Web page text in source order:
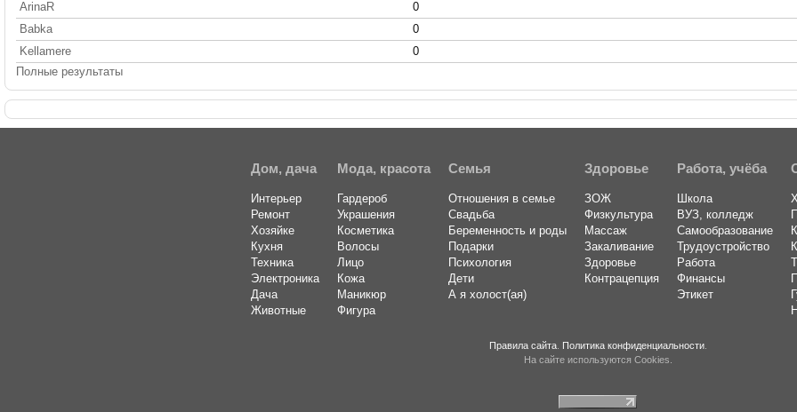
ArinaR
0
Babka
0
Kellamere
0
Полные результаты
Дом, дача
Интерьер
Ремонт
Хозяйке
Кухня
Техника
Электроника
Дача
Животные
Мода, красота
Гардероб
Украшения
Косметика
Волосы
Лицо
Кожа
Маникюр
Фигура
Семья
Отношения в семье
Свадьба
Беременность и роды
Подарки
Психология
Дети
А я холост(ая)
Здоровье
ЗОЖ
Физкультура
Массаж
Закаливание
Здоровье
Контрацепция
Работа, учёба
Школа
ВУЗ, колледж
Самообразование
Трудоустройство
Работа
Финансы
Этикет
Правила сайта. Политика конфиденциальности.
На сайте используются Cookies.